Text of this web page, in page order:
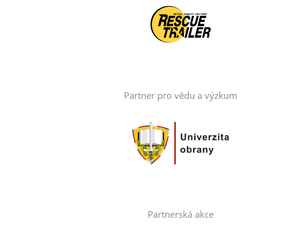
Partner pro vědu a výzkum
Partnerská akce